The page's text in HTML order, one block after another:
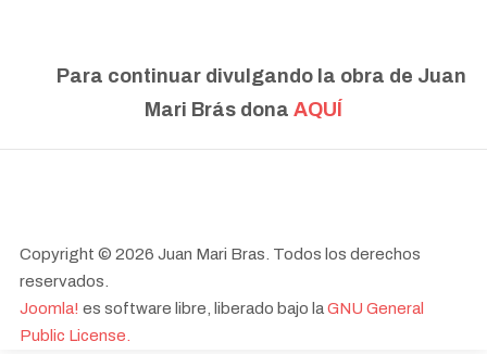
Para continuar divulgando la obra de Juan
Mari Brás dona AQUÍ
Copyright © 2026 Juan Mari Bras. Todos los derechos
reservados.
Joomla! es software libre, liberado bajo laGNU General
Public License.